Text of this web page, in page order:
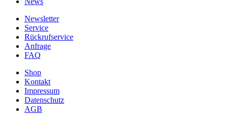
Newsletter
Service
Rückrufservice
Anfrage
FAQ
Shop
Kontakt
Impressum
Datenschutz
AGB